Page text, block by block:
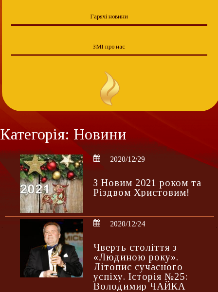
Гарячі новини
ЗМІ про нас
Категорія: Новини
2020/12/29
З Новим 2021 роком та
Різдвом Христовим!
2020/12/24
Чверть століття з
«Людиною року».
Літопис сучасного
успіху. Історія №25:
Володимир ЧАЙКА